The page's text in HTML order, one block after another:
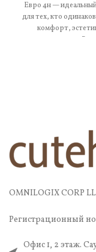
Евро 4н —
для тех, кто
комфорт,
практичность. В
OMNILOGIX CORP
Регистрационный
Офис 1, 2 этаж.